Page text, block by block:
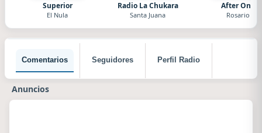
Superior
El Nula
Radio La Chukara
Santa Juana
After One
Rosario
Comentarios Seguidores Perfil Radio
Anuncios